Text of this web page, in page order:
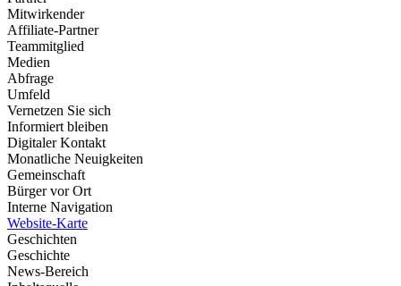
Mitwirkender
Affiliate-Partner
Teammitglied
Medien
Abfrage
Umfeld
Vernetzen Sie sich
Informiert bleiben
Digitaler Kontakt
Monatliche Neuigkeiten
Gemeinschaft
Bürger vor Ort
Interne Navigation
Website-Karte
Geschichten
Geschichte
News-Bereich